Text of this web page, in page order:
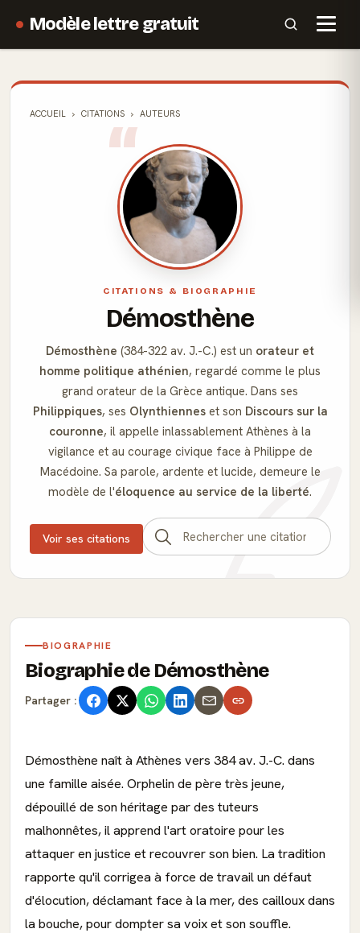
Modèle lettre gratuit
ACCUEIL CITATIONS AUTEURS
CITATIONS & BIOGRAPHIE
Démosthène
Démosthène (384-322 av. J.-C.) est un orateur et
homme politique athénien, regardé comme le plus
grand orateur de la Grèce antique. Dans ses
Philippiques, ses Olynthienneset son Discours sur la
couronne, il appelle inlassablement Athènes à la
vigilance et au courage civique face à Philippe de
Macédoine. Sa parole, ardente et lucide, demeure le
modèle de l'éloquence au service de la liberté.
Voir ses citations
BIOGRAPHIE
Biographie de Démosthène
Partager :
Démosthène naît à Athènes vers 384 av. J.-C. dans
une famille aisée. Orphelin de père très jeune,
dépouillé de son héritage par des tuteurs
malhonnêtes, il apprend l'art oratoire pour les
attaquer en justice et recouvrer son bien. La tradition
rapporte qu'il corrigea à force de travail un défaut
d'élocution, déclamant face à la mer, des cailloux dans
la bouche, pour dompter sa voix et son souffle.